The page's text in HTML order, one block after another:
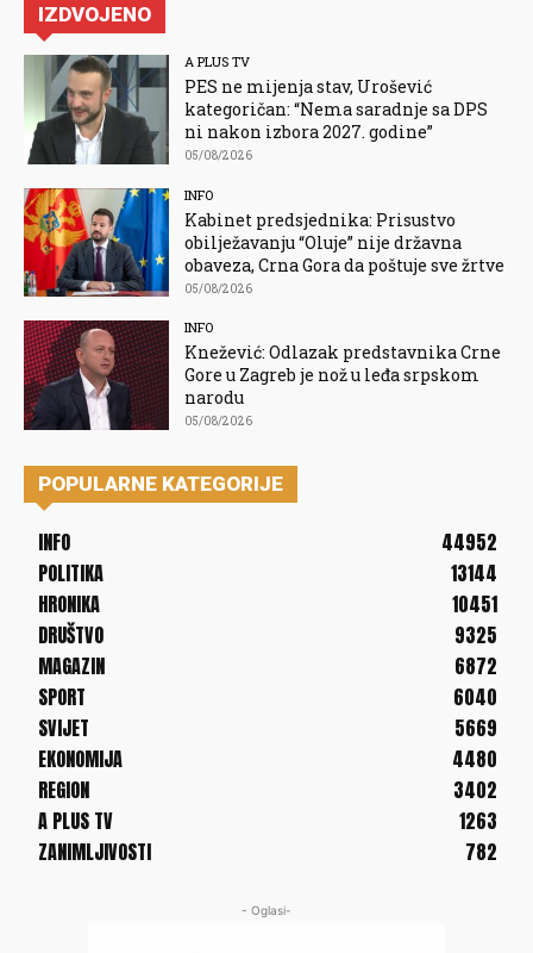
IZDVOJENO
A PLUS TV
PES ne mijenja stav, Urošević
kategoričan: “Nema saradnje sa DPS
ni nakon izbora 2027. godine”
05/08/2026
INFO
Kabinet predsjednika: Prisustvo
obilježavanju “Oluje” nije državna
obaveza, Crna Gora da poštuje sve žrtve
05/08/2026
INFO
Knežević: Odlazak predstavnika Crne
Gore u Zagreb je nož u leđa srpskom
narodu
05/08/2026
POPULARNE KATEGORIJE
INFO
44952
POLITIKA
13144
HRONIKA
10451
DRUŠTVO
9325
MAGAZIN
6872
SPORT
6040
SVIJET
5669
EKONOMIJA
4480
REGION
3402
A PLUS TV
1263
ZANIMLJIVOSTI
782
- Oglasi-